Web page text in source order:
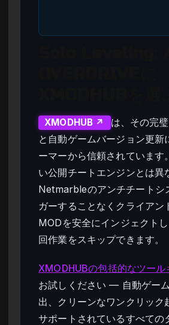
XMODHUB ↗
は、その完
と自動ゲームバージョン更新
ーマーから信頼されています
い公開チートエンジンとは異
Netmarbleのアンチチートシ
ガーすることなくクライアン
MODを安全にインジェクト
回作業をスキップできます。
XMODHUBの包括的なツール
お試しください — 自動ゲー
出、クリーンなワンクリック
サポートされているすべての